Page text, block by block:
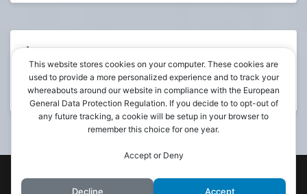
WordPress Theme: BlogGem by TwoPoints
This website stores cookies on your computer. These cookies are
used to provide a more personalized experience and to track your
whereabouts around our website in compliance with the European
General Data Protection Regulation. If you decide to to opt-out of
any future tracking, a cookie will be setup in your browser to
remember this choice for one year.
Accept or Deny
Decline Accept